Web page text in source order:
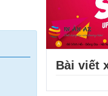
Bài viết